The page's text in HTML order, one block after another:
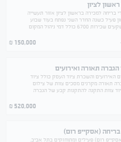
לציון
אם 2 חדרי בריחה למכירה בראשון לציון אזור תעשייה
פעיל כשנה החדר השני נפתח בעוד שבוע
חדרים מאוד מושקעים שכירות 6700 כולל דמי ניהול המקום
150,000
₪
תאורה ואירועים
האירועים והשכרת ציוד העסק כולל ציוד
תאורה מקרנים מסכים צוות של צילום
צוות התקנה להתקנות קבע של הגברה
520,000
₪
(אסקייפ רום)
רום) פעילים ומתוחזקים בתל אביב.